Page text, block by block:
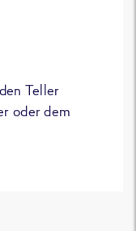
Teller
oder dem